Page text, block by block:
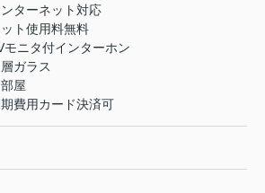
ターネット対応
ト使用料無料
モニタ付インターホン
ガラス
屋
費用カード決済可